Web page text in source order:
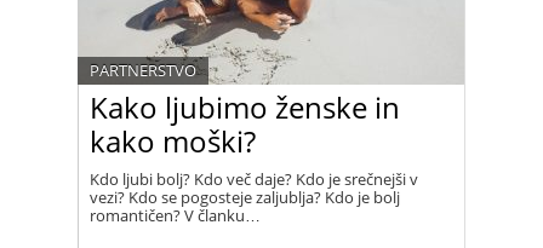
Kako ljubimo ženske in
kako moški?
PARTNERSTVO
Kdo ljubi bolj? Kdo več daje? Kdo je srečnejši v
vezi? Kdo se pogosteje zaljublja? Kdo je bolj
romantičen? V članku…